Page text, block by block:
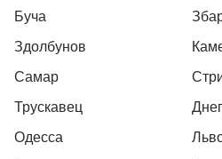
Буча
Здолбунов
Самар
Трускавец
Одесса